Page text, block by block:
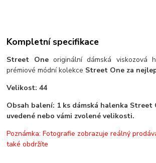
Kompletní specifikace
Street Oneoriginální dámská viskozová
prémiové módní kolekce Street One za
Velikost: 44
Obsah balení: 1 ks dámská halenka Street
uvedené nebo vámi zvolené velikosti.
Poznámka: Fotografie zobrazuje reálný
také obdržíte